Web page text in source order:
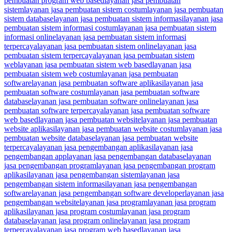
sistemlayanan jasa pembuatan sistem costumlayanan jasa pembuatan
sistem databaselayanan jasa pembuatan sistem informasilayanan jasa
pembuatan sistem informasi costumlayanan jasa pembuatan sistem
informasi onlinelayanan jasa pembuatan sistem informasi
terpercayalayanan jasa pembuatan sistem onlinelayanan jasa
pembuatan sistem terpercayalayanan jasa pembuatan sistem
weblayanan jasa pembuatan sistem web basedlayanan jasa
pembuatan sistem web costumlayanan jasa pembuatan
softwarelayanan jasa pembuatan software aplikasilayanan jasa
pembuatan software costumlayanan jasa pembuatan software
databaselayanan jasa pembuatan software onlinelayanan jasa
pembuatan software terpercayalayanan jasa pembuatan software
web basedlayanan jasa pembuatan websitelayanan jasa pembuatan
website aplikasilayanan jasa pembuatan website costumlayanan jasa
pembuatan website databaselayanan jasa pembuatan website
terpercayalayanan jasa pengembangan aplikasilayanan jasa
pengembangan applayanan jasa pengembangan databaselayanan
jasa pengembangan programlayanan jasa pengembangan program
aplikasilayanan jasa pengembangan sistemlayanan jasa
pengembangan sistem informasilayanan jasa pengembangan
softwarelayanan jasa pengembangan software developerlayanan jasa
pengembangan websitelayanan jasa programlayanan jasa program
aplikasilayanan jasa program costumlayanan jasa program
databaselayanan jasa program onlinelayanan jasa program
terpercayalayanan jasa program web basedlayanan jasa